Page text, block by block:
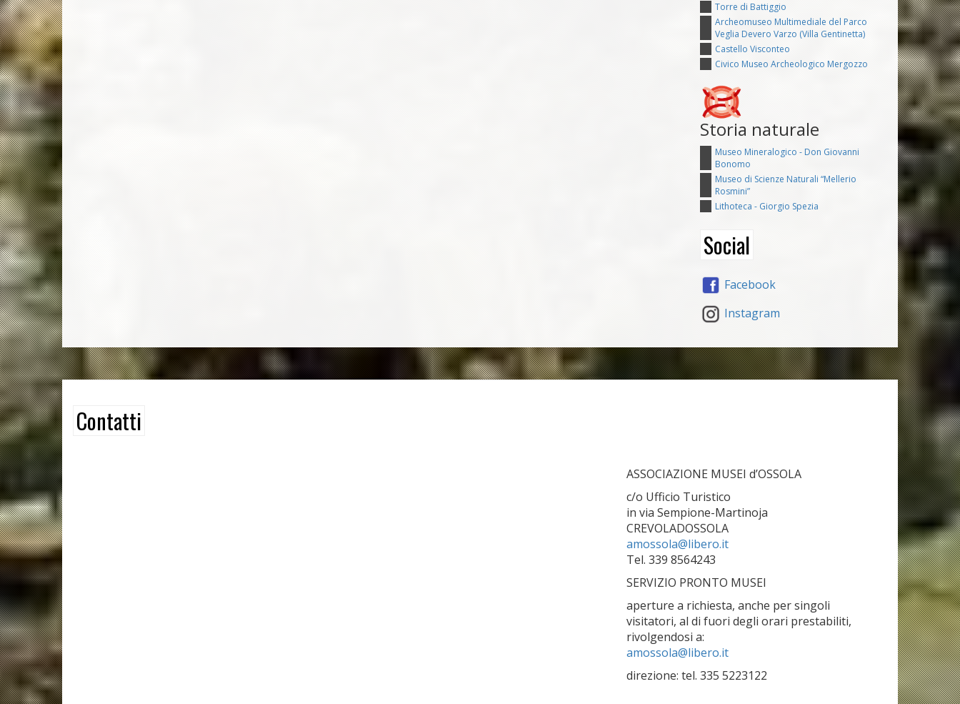
Torre di Battiggio
Archeomuseo Multimediale del Parco
Veglia Devero Varzo (Villa Gentinetta)
Castello Visconteo
Civico Museo Archeologico Mergozzo
Storia naturale
Museo Mineralogico - Don Giovanni
Bonomo
Museo di Scienze Naturali “Mellerio
Rosmini”
Lithoteca - Giorgio Spezia
Social
Facebook
Instagram
Contatti
ASSOCIAZIONE MUSEI d’OSSOLA
c/o Ufficio Turistico
in via Sempione-Martinoja
CREVOLADOSSOLA
amossola@libero.it
Tel. 339 8564243
SERVIZIO PRONTO MUSEI
aperture a richiesta, anche per singoli
visitatori, al di fuori degli orari prestabiliti,
rivolgendosi a:
amossola@libero.it
direzione: tel. 335 5223122